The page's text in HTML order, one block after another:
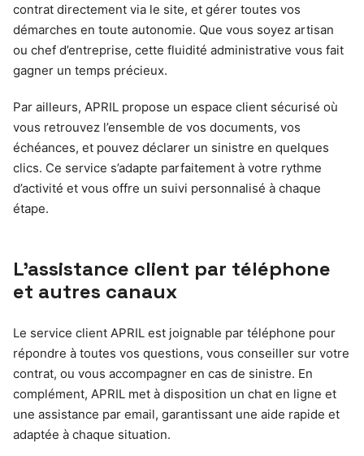
contrat directement via le site, et gérer toutes vos
démarches en toute autonomie. Que vous soyez artisan
ou chef d’entreprise, cette fluidité administrative vous fait
gagner un temps précieux.
Par ailleurs, APRIL propose un espace client sécurisé où
vous retrouvez l’ensemble de vos documents, vos
échéances, et pouvez déclarer un sinistre en quelques
clics. Ce service s’adapte parfaitement à votre rythme
d’activité et vous offre un suivi personnalisé à chaque
étape.
L’assistance client par téléphone
et autres canaux
Le service client APRIL est joignable par téléphone pour
répondre à toutes vos questions, vous conseiller sur votre
contrat, ou vous accompagner en cas de sinistre. En
complément, APRIL met à disposition un chat en ligne et
une assistance par email, garantissant une aide rapide et
adaptée à chaque situation.